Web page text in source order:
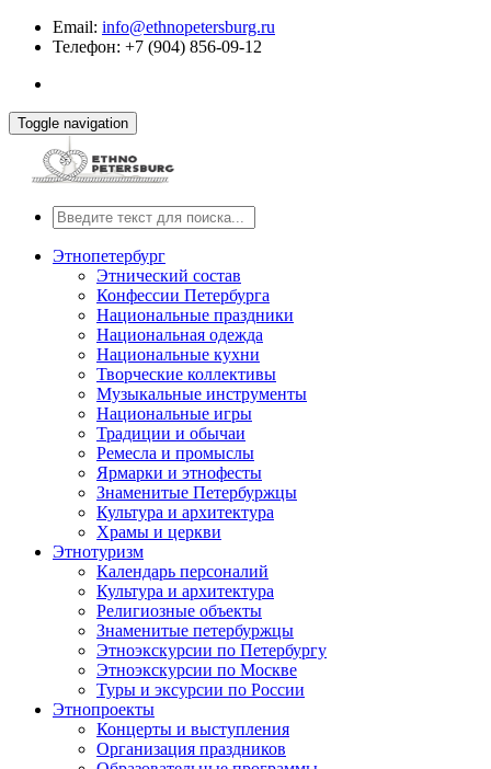
Email: info@ethnopetersburg.ru
Телефон: +7 (904) 856-09-12
Toggle navigation
Этнопетербург
Этнический состав
Конфессии Петербурга
Национальные праздники
Национальная одежда
Национальные кухни
Творческие коллективы
Музыкальные инструменты
Национальные игры
Традиции и обычаи
Ремесла и промыслы
Ярмарки и этнофесты
Знаменитые Петербуржцы
Культура и архитектура
Храмы и церкви
Этнотуризм
Календарь персоналий
Культура и архитектура
Религиозные объекты
Знаменитые петербуржцы
Этноэкскурсии по Петербургу
Этноэкскурсии по Москве
Туры и эксурсии по России
Этнопроекты
Концерты и выступления
Организация праздников